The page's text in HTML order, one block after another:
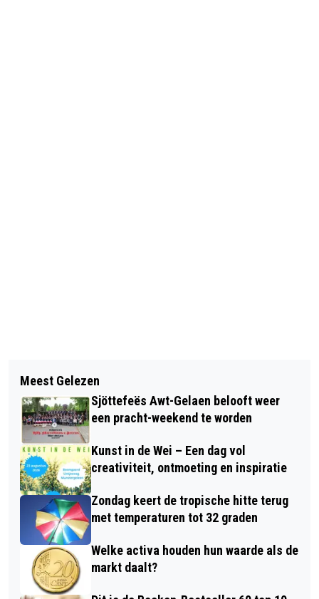
MET 20 OPTREDENS DOOR HEEL
SITTARD-GELEEN EEN FEESTELIJKE
EDITIE VAN GLUREN BIJ DE BUREN
DIT IS DE BOEKEN BESTSELLER 60
TOP 10 VAN WEEK 27 IN 2026
Meest Gelezen
Sjöttefeës Awt-Gelaen belooft weer
een pracht-weekend te worden
Kunst in de Wei – Een dag vol
creativiteit, ontmoeting en inspiratie
Zondag keert de tropische hitte terug
met temperaturen tot 32 graden
Welke activa houden hun waarde als de
markt daalt?